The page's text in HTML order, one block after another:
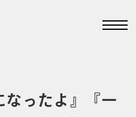
なったよ』『一